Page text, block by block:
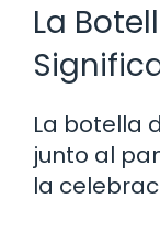
La
La botella
junto al
la